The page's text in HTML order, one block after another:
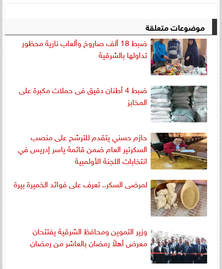
موضوعات متعلقة
ضبط 18 ألف صاروخ وألعاب نارية محظور
تداولها بالشرقية
ضبط 4 أطنان دقيق فى حملات مكبرة على
المخابز
حازم حسني يتقدم للترشح على منصب
السكرتير العام ضمن قائمة ياسر إدريس في
انتخابات اللجنة الأولمبية
لمرضى السكر.. تعرف على فوائد الخميرة بيرة
وزير التموين ومحافظ الشرقية يفتتحان
معرض أهلاً رمضان بالعاشر من رمضان